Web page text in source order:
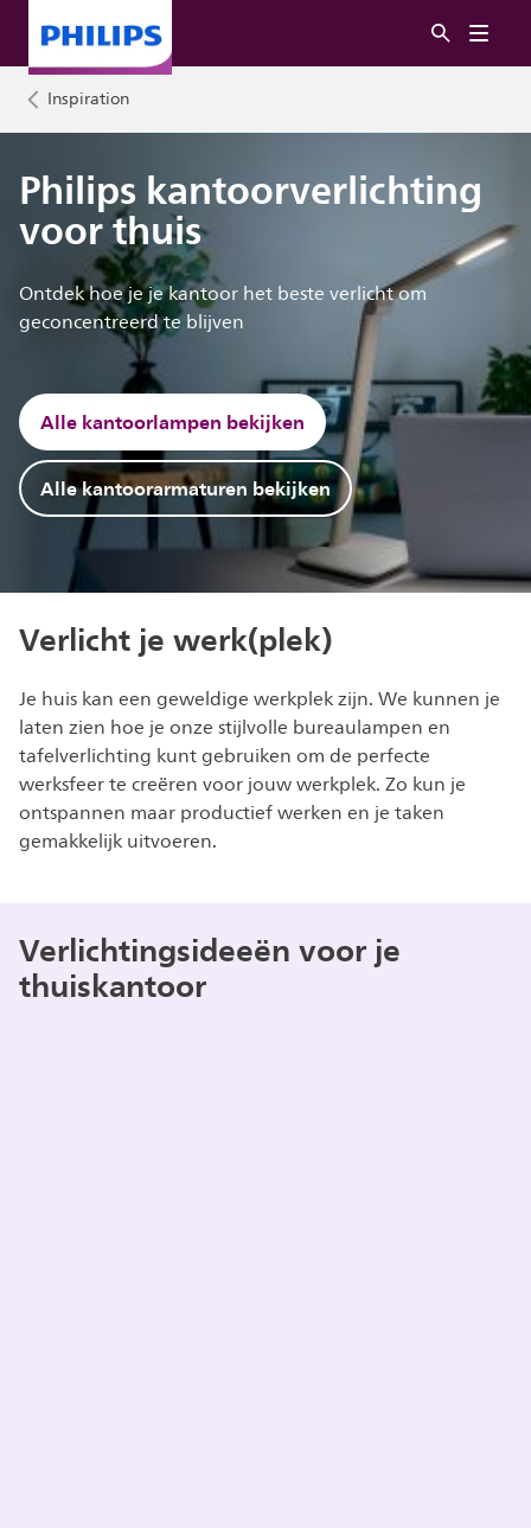
Inspiration
Philips kantoorverlichting
voor thuis
Ontdek hoe je je kantoor het beste verlicht om
geconcentreerd te blijven
Alle kantoorlampen bekijken
Alle kantoorarmaturen bekijken
Verlicht je werk(plek)
Je huis kan een geweldige werkplek zijn. We kunnen je
laten zien hoe je onze stijlvolle bureaulampen en
tafelverlichting kunt gebruiken om de perfecte
werksfeer te creëren voor jouw werkplek. Zo kun je
ontspannen maar productief werken en je taken
gemakkelijk uitvoeren.
Verlichtingsideeën voor je
thuiskantoor